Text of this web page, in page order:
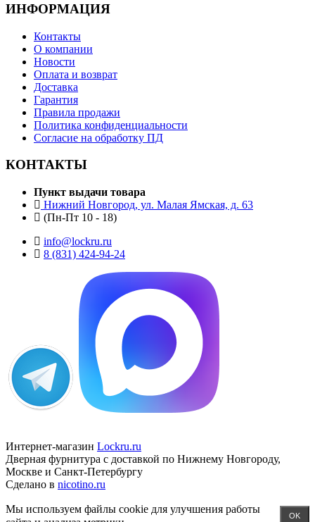
ИНФОРМАЦИЯ
Контакты
О компании
Новости
Оплата и возврат
Доставка
Гарантия
Правила продажи
Политика конфиденциальности
Согласие на обработку ПД
КОНТАКТЫ
Пункт выдачи товара
Нижний Новгород, ул. Малая Ямская, д. 63
(Пн-Пт 10 - 18)
info@lockru.ru
8 (831) 424-94-24
Интернет-магазин Lockru.ru
Дверная фурнитура с доставкой по Нижнему Новгороду,
Москве и Санкт-Петербургу
Сделано в nicotino.ru
Мы используем файлы cookie для улучшения работы
OK